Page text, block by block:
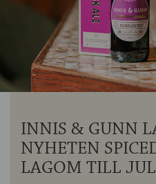
UTVALDA
OM
INNIS & GUNN
NYHETEN
LAGOM TILL